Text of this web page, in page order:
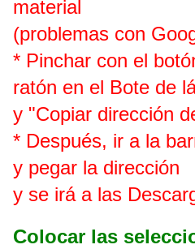
material
(problemas con
* Pinchar con el
ratón en el Bote de
y "Copiar dirección
* Después, ir a la
y pegar la dirección
y se irá a las
Colocar las